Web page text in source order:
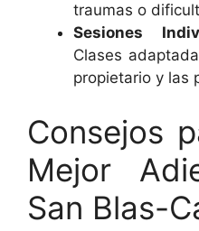
traumas o
Sesiones
Clases
propietario y las
Consejos
Mejor
San Blas-